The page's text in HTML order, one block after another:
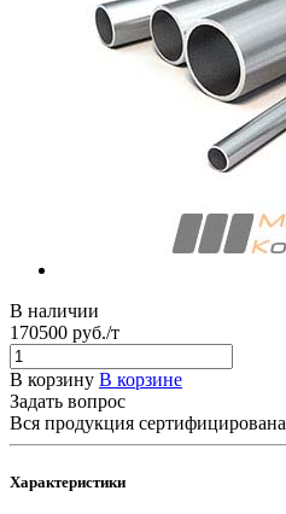
В наличии
170500 руб./т
В корзину В корзине
Задать вопрос
Вся продукция сертифицирована
Характеристики